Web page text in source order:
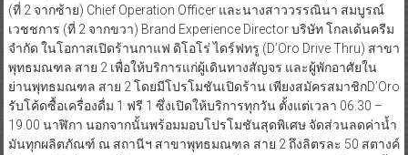
(ที่ 2 จากซ้าย) Chief Operation Officer และนางสาววรรณินา สมบูรณ์
เวชชการ (ที่ 2 จากขวา) Brand Experience Director บริษัท โกลเด้นครีม
จำกัด ในโอกาสเปิดร้านกาแฟ ดิโอโร่ ไดร์ฟทรู (D’Oro Drive Thru) สาขา
พุทธมณฑล สาย 2 เพื่อให้บริการแก่ผู้เดินทางสัญจร และผู้พักอาศัยใน
ย่านพุทธมณฑล สาย 2 โดยมีโปรโมชันเปิดร้าน เพียงสมัครสมาชิกD’Oro
รับโค้ดซื้อเครื่องดื่ม 1 ฟรี 1 ซึ่งเปิดให้บริการทุกวัน ตั้งแต่เวลา 06.30 –
19.00 นาฬิกา นอกจากนั้นพร้อมมอบโปรโมชันสุดพิเศษ จัดส่วนลดค่าน้ำ
มันทุกผลิตภัณฑ์ ณ สถานีฯ สาขาพุทธมณฑล สาย 2 ถึงลิตรละ 50 สตางค์